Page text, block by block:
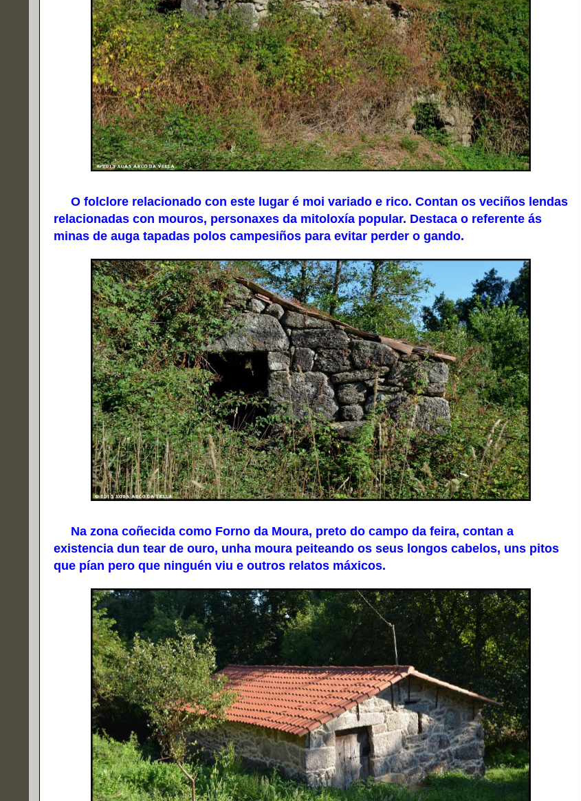
O folclore relacionado con este lugar é moi variado e rico. Contan os veciños lendas
relacionadas con mouros, personaxes da mitoloxía popular. Destaca o referente ás
minas de auga tapadas polos campesiños para evitar perder o gando.
Na zona coñecida como Forno da Moura, preto do campo da feira, contan a
existencia dun tear de ouro, unha moura peiteando os seus longos cabelos, uns pitos
que pían pero que ninguén viu e outros relatos máxicos.